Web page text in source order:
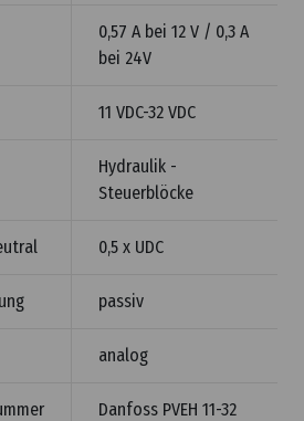
0,57 A bei 12 V / 0,3 A
bei 24V
11 VDC-32 VDC
Hydraulik -
Steuerblöcke
0,5 x UDC
passiv
analog
Danfoss PVEH 11-32